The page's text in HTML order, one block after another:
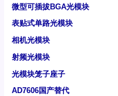
微型可插拔BGA光模块
表贴式单路光模块
相机光模块
射频光模块
光模块笼子座子
AD7606国产替代